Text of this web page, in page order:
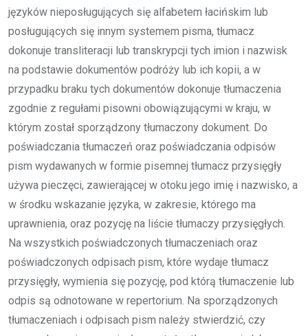
języków nieposługujących się alfabetem łacińskim lub
posługujących się innym systemem pisma, tłumacz
dokonuje transliteracji lub transkrypcji tych imion i nazwisk
na podstawie dokumentów podróży lub ich kopii, a w
przypadku braku tych dokumentów dokonuje tłumaczenia
zgodnie z regułami pisowni obowiązującymi w kraju, w
którym został sporządzony tłumaczony dokument. Do
poświadczania tłumaczeń oraz poświadczania odpisów
pism wydawanych w formie pisemnej tłumacz przysięgły
używa pieczęci, zawierającej w otoku jego imię i nazwisko, a
w środku wskazanie języka, w zakresie, którego ma
uprawnienia, oraz pozycję na liście tłumaczy przysięgłych.
Na wszystkich poświadczonych tłumaczeniach oraz
poświadczonych odpisach pism, które wydaje tłumacz
przysięgły, wymienia się pozycję, pod którą tłumaczenie lub
odpis są odnotowane w repertorium. Na sporządzonych
tłumaczeniach i odpisach pism należy stwierdzić, czy